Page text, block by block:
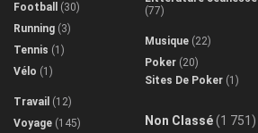
Football
(30)
Running (3)
Tennis (1)
Vélo (1)
Travail (12)
Voyage (145)
(77)
Musique (22)
Poker (20)
Sites De Poker (1)
Non Classé(1 751)